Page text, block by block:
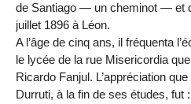
de Santiago — un cheminot — et
juillet 1896 à Léon.
A l’âge de cinq ans, il fréquenta
le lycée de la rue Misericordia
Ricardo Fanjul. L’appréciation
Durruti, à la fin de ses études, fut :